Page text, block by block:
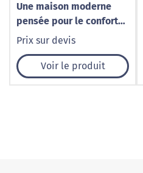
Une maison moderne
pensée pour le confort
au quotidien
Prix sur devis
Voir le produit